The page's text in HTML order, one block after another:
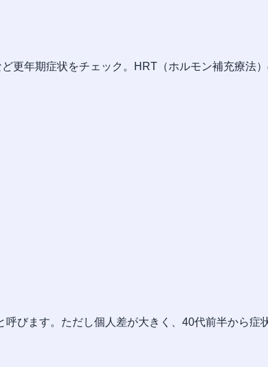
更年期症状をチェック。HRT（ホルモン補充療法
びます。ただし個人差が大きく、40代前半から症